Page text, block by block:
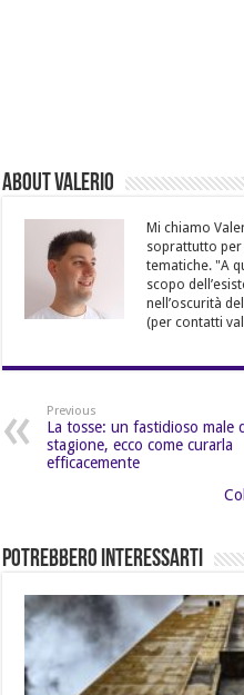
About Valerio
Mi chiamo
soprattutto per
tematiche. "A
scopo
nell’oscurità
(per contatti
Previous
La tosse: un fastidioso male
stagione, ecco come curarla
efficacemente
Potrebbero Interessarti